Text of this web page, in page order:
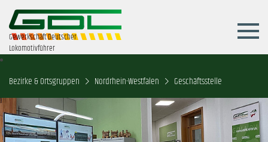
Gewerkschaft Deutscher
Lokomotivführer
Bezirke & Ortsgruppen Nordrhein-Westfalen Geschäftsstelle